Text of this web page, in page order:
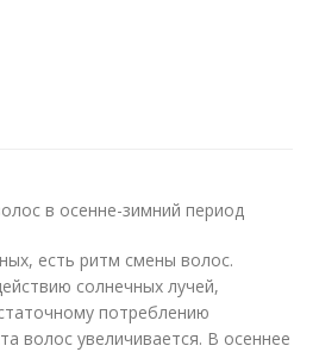
в осенне-зимний период
есть ритм смены волос.
солнечных лучей,
потреблению
волос увеличивается. В осеннее